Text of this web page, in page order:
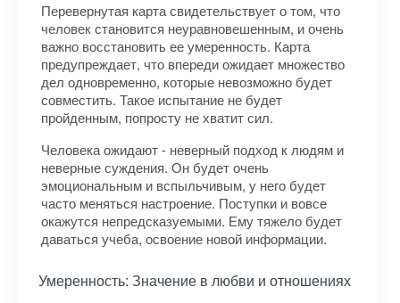
Перевернутая карта свидетельствует о том, что
человек становится неуравновешенным, и очень
важно восстановить ее умеренность. Карта
предупреждает, что впереди ожидает множество
дел одновременно, которые невозможно будет
совместить. Такое испытание не будет
пройденным, попросту не хватит сил.
Человека ожидают - неверный подход к людям и
неверные суждения. Он будет очень
эмоциональным и вспыльчивым, у него будет
часто меняться настроение. Поступки и вовсе
окажутся непредсказуемыми. Ему тяжело будет
даваться учеба, освоение новой информации.
Умеренность: Значение в любви и отношениях